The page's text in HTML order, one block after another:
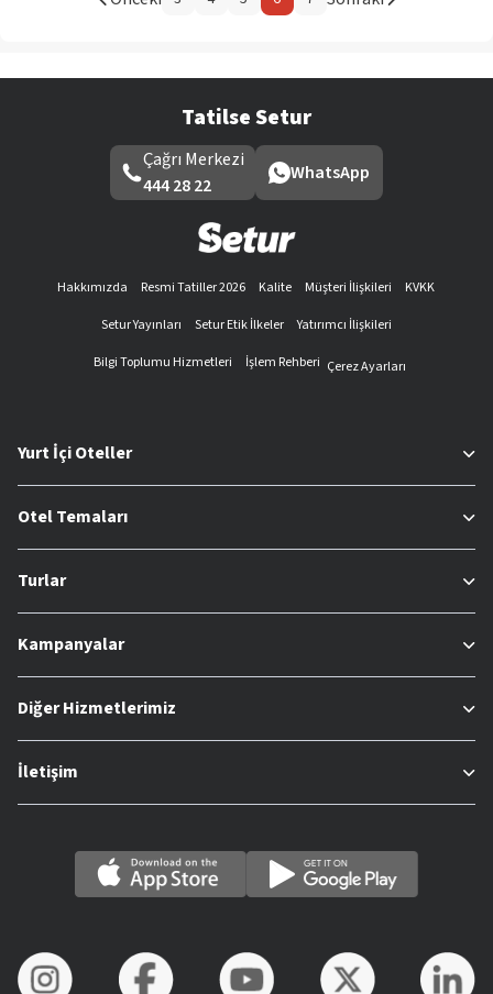
Tatilse Setur
Çağrı Merkezi
444 28 22
WhatsApp
Hakkımızda Resmi Tatiller 2026 Kalite Müşteri İlişkileri
KVKK
Setur Yayınları
Setur Etik İlkeler
Yatırımcı İlişkileri
Bilgi Toplumu Hizmetleri
İşlem Rehberi Çerez Ayarları
Yurt İçi Oteller
Otel Temaları
Turlar
Kampanyalar
Diğer Hizmetlerimiz
İletişim